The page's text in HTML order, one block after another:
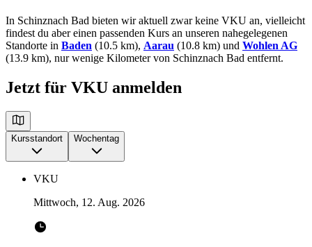
In Schinznach Bad bieten wir aktuell zwar keine VKU an, vielleicht
findest du aber einen passenden Kurs an unseren nahegelegenen
Standorte in Baden (10.5 km), Aarau (10.8 km) und Wohlen AG
(13.9 km), nur wenige Kilometer von Schinznach Bad entfernt.
Jetzt für VKU anmelden
Kursstandort Wochentag
VKU
Mittwoch, 12. Aug. 2026